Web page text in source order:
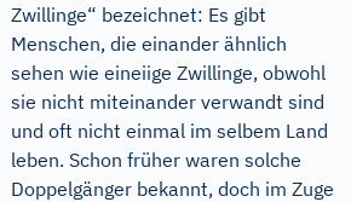
Zwillinge“ bezeichnet: Es gibt
Menschen, die einander ähnlich
sehen wie eineiige Zwillinge, obwohl
sie nicht miteinander verwandt sind
und oft nicht einmal im selbem Land
leben. Schon früher waren solche
Doppelgänger bekannt, doch im Zuge